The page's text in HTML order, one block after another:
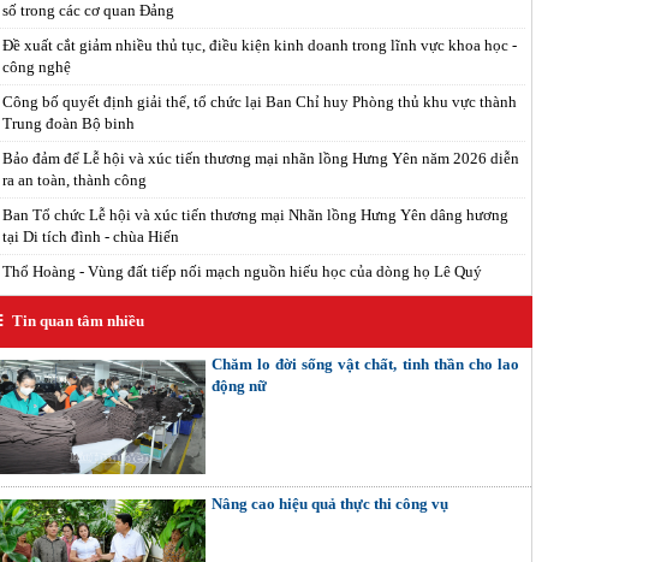
số trong các cơ quan Đảng
Đề xuất cắt giảm nhiều thủ tục, điều kiện kinh doanh trong lĩnh vực khoa học -
công nghệ
Công bố quyết định giải thể, tổ chức lại Ban Chỉ huy Phòng thủ khu vực thành
Trung đoàn Bộ binh
Bảo đảm để Lễ hội và xúc tiến thương mại nhãn lồng Hưng Yên năm 2026 diễn
ra an toàn, thành công
Ban Tổ chức Lễ hội và xúc tiến thương mại Nhãn lồng Hưng Yên dâng hương
tại Di tích đình - chùa Hiến
Thổ Hoàng - Vùng đất tiếp nối mạch nguồn hiếu học của dòng họ Lê Quý
Tin quan tâm nhiều
Chăm lo đời sống vật chất, tinh thần cho lao
động nữ
Nâng cao hiệu quả thực thi công vụ